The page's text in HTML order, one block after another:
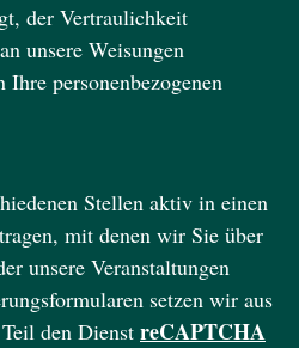
der Vertraulichkeit
unsere Weisungen
personenbezogenen
Stellen aktiv in einen
mit denen wir Sie über
unsere Veranstaltungen
setzen wir aus
den Dienst reCAPTCHA